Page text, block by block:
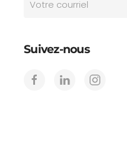
Suivez-nous